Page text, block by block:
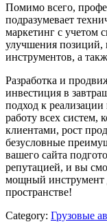
Помимо всего,
подразумевает
маркетинг с учетом
улучшения позиций,
инструментов, а
Разработка и
инвестиция в
подход к
работу всех систем,
клиентами, рост
безусловные
вашего сайта
репутацией, и вы
мощный инструмент
пространстве!
Category: Грузовые